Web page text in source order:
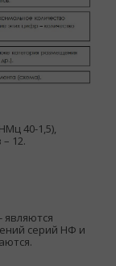
40-1,5),
12.
являются
серий НФ и